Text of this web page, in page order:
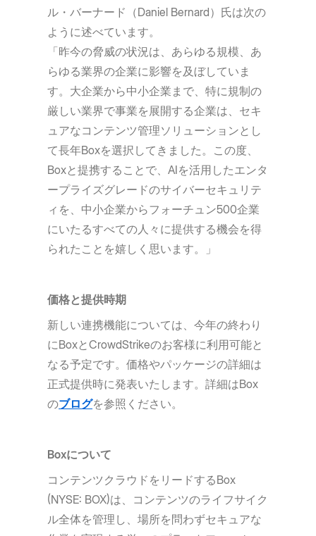
ル・バーナード（Daniel Bernard）氏は次の
ように述べています。
「昨今の脅威の状況は、あらゆる規模、あ
らゆる業界の企業に影響を及ぼしていま
す。大企業から中小企業まで、特に規制の
厳しい業界で事業を展開する企業は、セキ
ュアなコンテンツ管理ソリューションとし
て長年Boxを選択してきました。この度、
Boxと提携することで、AIを活用したエンタ
ープライズグレードのサイバーセキュリテ
ィを、中小企業からフォーチュン500企業
にいたるすべての人々に提供する機会を得
られたことを嬉しく思います。」
価格と提供時期
新しい連携機能については、今年の終わり
にBoxとCrowdStrikeのお客様に利用可能と
なる予定です。価格やパッケージの詳細は
正式提供時に発表いたします。詳細はBox
のブログを参照ください。
Boxについて
コンテンツクラウドをリードするBox
(NYSE: BOX)は、コンテンツのライフサイク
ル全体を管理し、場所を問わずセキュアな